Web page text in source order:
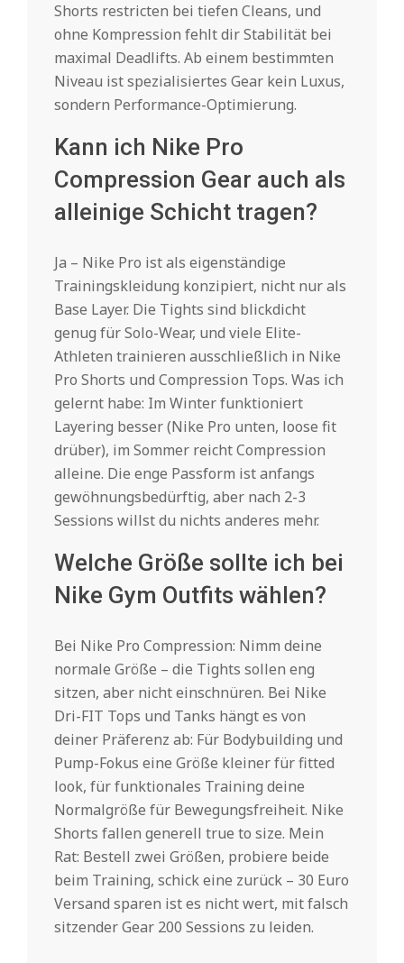
Shorts restricten bei tiefen Cleans, und
ohne Kompression fehlt dir Stabilität bei
maximal Deadlifts. Ab einem bestimmten
Niveau ist spezialisiertes Gear kein Luxus,
sondern Performance-Optimierung.
Kann ich Nike Pro
Compression Gear auch als
alleinige Schicht tragen?
Ja – Nike Pro ist als eigenständige
Trainingskleidung konzipiert, nicht nur als
Base Layer. Die Tights sind blickdicht
genug für Solo-Wear, und viele Elite-
Athleten trainieren ausschließlich in Nike
Pro Shorts und Compression Tops. Was ich
gelernt habe: Im Winter funktioniert
Layering besser (Nike Pro unten, loose fit
drüber), im Sommer reicht Compression
alleine. Die enge Passform ist anfangs
gewöhnungsbedürftig, aber nach 2-3
Sessions willst du nichts anderes mehr.
Welche Größe sollte ich bei
Nike Gym Outfits wählen?
Bei Nike Pro Compression: Nimm deine
normale Größe – die Tights sollen eng
sitzen, aber nicht einschnüren. Bei Nike
Dri-FIT Tops und Tanks hängt es von
deiner Präferenz ab: Für Bodybuilding und
Pump-Fokus eine Größe kleiner für fitted
look, für funktionales Training deine
Normalgröße für Bewegungsfreiheit. Nike
Shorts fallen generell true to size. Mein
Rat: Bestell zwei Größen, probiere beide
beim Training, schick eine zurück – 30 Euro
Versand sparen ist es nicht wert, mit falsch
sitzender Gear 200 Sessions zu leiden.